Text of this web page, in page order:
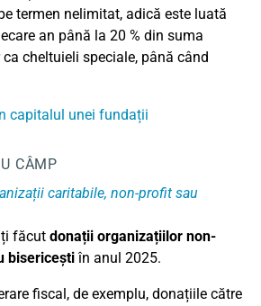
termen nelimitat, adică este luată
an până la 20 % din suma
cheltuieli speciale, până când
capitalul unei fundații
CÂMP
caritabile, non-profit sau
făcut donații organizațiilor non-
bisericeștiîn anul 2025.
fiscal, de exemplu, donațiile către